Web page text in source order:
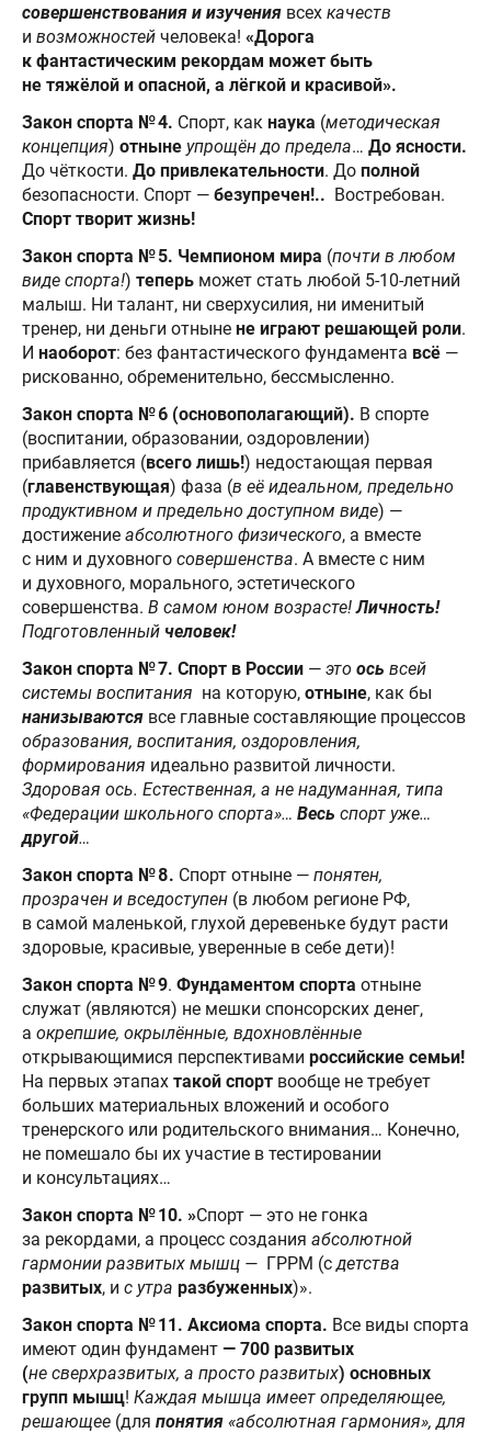
совершенствования и изучения всех качеств
и возможностей человека! «Дорога
к фантастическим рекордам может быть
не тяжёлой и опасной, а лёгкой и красивой».
Закон спорта № 4. Спорт, как наука (методическая
концепция) отныне упрощён до предела… До ясности.
До чёткости. До привлекательности. До полной
безопасности. Спорт — безупречен!.. Востребован.
Спорт творит жизнь!
Закон спорта № 5. Чемпионом мира (почти в любом
виде спорта!) теперь может стать любой 5-10-летний
малыш. Ни талант, ни сверхусилия, ни именитый
тренер, ни деньги отныне не играют решающей роли.
И наоборот: без фантастического фундамента всё —
рискованно, обременительно, бессмысленно.
Закон спорта № 6 (основополагающий). В спорте
(воспитании, образовании, оздоровлении)
прибавляется (всего лишь!) недостающая первая
(главенствующая) фаза (в её идеальном, предельно
продуктивном и предельно доступном виде) —
достижение абсолютного физического, а вместе
с ним и духовного совершенства. А вместе с ним
и духовного, морального, эстетического
совершенства. В самом юном возрасте!Личность!
Подготовленный человек!
Закон спорта № 7. Спорт в России — это ось всей
системы воспитания на которую, отныне, как бы
нанизываются все главные составляющие процессов
образования, воспитания, оздоровления,
формирования идеально развитой личности.
Здоровая ось. Естественная, а не надуманная, типа
«Федерации школьного спорта»… Весь спорт уже…
другой…
Закон спорта № 8. Спорт отныне — понятен,
прозрачен и вседоступен (в любом регионе РФ,
в самой маленькой, глухой деревеньке будут расти
здоровые, красивые, уверенные в себе дети)!
Закон спорта № 9. Фундаментом спорта отныне
служат (являются) не мешки спонсорских денег,
а окрепшие, окрылённые, вдохновлённые
открывающимися перспективами российские семьи!
На первых этапах такой спорт вообще не требует
больших материальных вложений и особого
тренерского или родительского внимания… Конечно,
не помешало бы их участие в тестировании
и консультациях…
Закон спорта № 10. »Спорт — это не гонка
за рекордами, а процесс создания абсолютной
гармонии развитых мышц — ГРРМ (сдетства
развитых, и с утра разбуженных)».
Закон спорта № 11. Аксиома спорта. Все виды спорта
имеют один фундамент — 700 развитых
(не сверхразвитых, а просто развитых) основных
групп мышц! Каждая мышца имеет определяющее,
решающее (для понятия «абсолютная гармония», для